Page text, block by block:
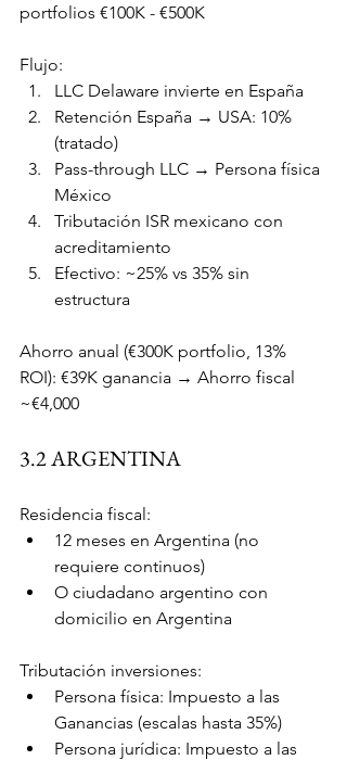
portfolios €100K - €500K
Flujo:
LLC Delaware invierte en España
Retención España → USA: 10%
(tratado)
Pass-through LLC → Persona física
México
Tributación ISR mexicano con
acreditamiento
Efectivo: ~25% vs 35% sin
estructura
Ahorro anual (€300K portfolio, 13%
ROI): €39K ganancia → Ahorro fiscal
~€4,000
3.2 ARGENTINA
Residencia fiscal:
12 meses en Argentina (no
requiere continuos)
O ciudadano argentino con
domicilio en Argentina
Tributación inversiones:
Persona física: Impuesto a las
Ganancias (escalas hasta 35%)
Persona jurídica: Impuesto a las